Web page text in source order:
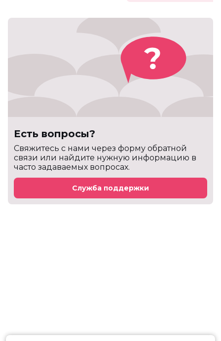
Есть вопросы?
Cвяжитесь с нами через форму обратной
связи или найдите нужную информацию в
часто задаваемых вопросах.
Служба поддержки